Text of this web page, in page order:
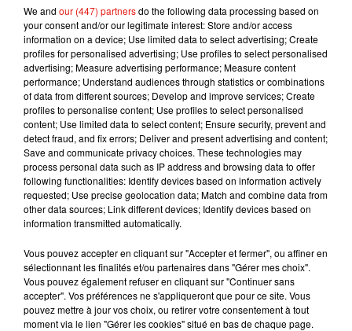
pic.twitter.com/k8mnKsO85w
— BEYONCÉ DIVA (@Bey_Diva_)
15 avril 2018
�xܭ�xܭ�xܭ�xܭ�xܭ�xܭOMG best show ever
#Beychellapic.twitter.com/mBmQB2BcdJ
— No budy (@Saleh_kamelll)15 avril 2018
Musique
3 août 2026
leur mixtape créée en...
We and our (447) partnersdo the following data processing based on
your consent and/or our legitimate interest: Store and/or access
information on a device; Use limited data to select advertising; Create
profiles for personalised advertising; Use profiles to select personalised
advertising; Measure advertising performance; Measure content
performance; Understand audiences through statistics or combinations
of data from different sources; Develop and improve services; Create
profiles to personalise content; Use profiles to select personalised
content; Use limited data to select content; Ensure security, prevent and
detect fraud, and fix errors; Deliver and present advertising and content;
Save and communicate privacy choices. These technologies may
process personal data such as IP address and browsing data to offer
following functionalities: Identify devices based on information actively
requested; Use precise geolocation data; Match and combine data from
other data sources; Link different devices; Identify devices based on
information transmitted automatically.
Vous pouvez accepter en cliquant sur "Accepter et fermer", ou affiner en
sélectionnant les finalités et/ou partenaires dans "Gérer mes choix".
Vous pouvez également refuser en cliquant sur "Continuer sans
accepter". Vos préférences ne s'appliqueront que pour ce site. Vous
pouvez mettre à jour vos choix, ou retirer votre consentement à tout
moment via le lien "Gérer les cookies" situé en bas de chaque page.